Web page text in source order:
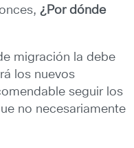
¿Por dónde
migración la debe
los nuevos
seguir los
no necesariamente